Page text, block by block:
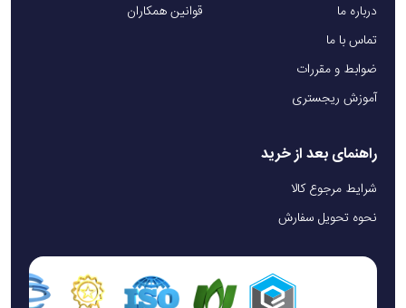
درباره ما
تماس با ما
ضوابط و مقررات
آموزش ریجستری
قوانین همکاران
راهنمای بعد از خرید
شرایط مرجوع کالا
نحوه تحویل سفارش